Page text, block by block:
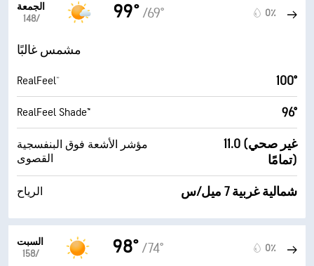
الجمعة
14‏/‏8
99° /69° 0٪
مشمس غالبًا
RealFeel® 100°
RealFeel Shade™ 96°
مؤشر الأشعة فوق البنفسجية
القصوى
11.0 (غير صحي
تمامًا)
الرياح شمالية غربية 7 ميل/س
السبت
15‏/‏8
98° /74° 0٪